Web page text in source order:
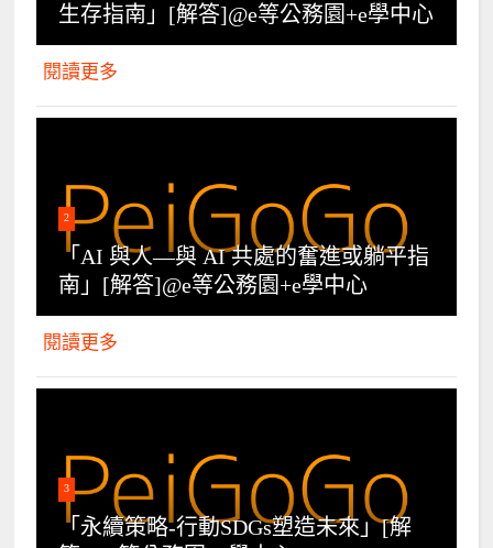
生存指南」[解答]@e等公務園+e學中心
閱讀更多
2
「AI 與人—與 AI 共處的奮進或躺平指
南」[解答]@e等公務園+e學中心
閱讀更多
3
「永續策略-行動SDGs塑造未來」[解